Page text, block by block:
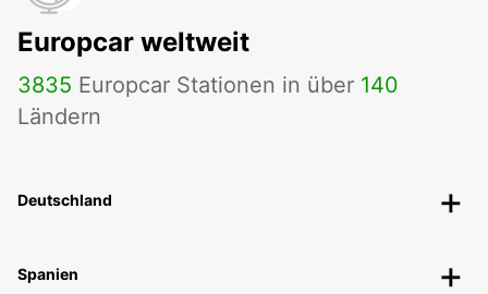
Europcar weltweit
3835 Europcar Stationen in über 140
Ländern
Deutschland
Spanien